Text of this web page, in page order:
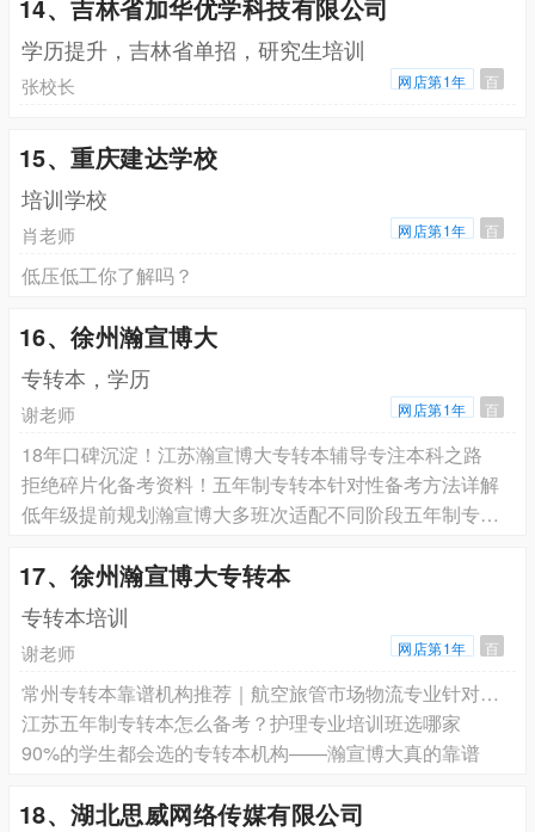
14、吉林省加华优学科技有限公司
学历提升，吉林省单招，研究生培训
张校长 网店第1年 百
15、重庆建达学校
培训学校
肖老师 网店第1年 百
低压低工你了解吗？
16、徐州瀚宣博大
专转本，学历
谢老师 网店第1年 百
18年口碑沉淀！江苏瀚宣博大专转本辅导专注本科之路
拒绝碎片化备考资料！五年制专转本针对性备考方法详解
低年级提前规划瀚宣博大多班次适配不同阶段五年制专转本备考
17、徐州瀚宣博大专转本
专转本培训
谢老师 网店第1年 百
常州专转本靠谱机构推荐｜航空旅管市场物流专业针对性提分辅导
江苏五年制专转本怎么备考？护理专业培训班选哪家
90%的学生都会选的专转本机构——瀚宣博大真的靠谱
18、湖北思威网络传媒有限公司